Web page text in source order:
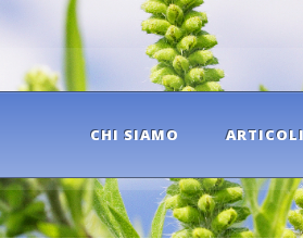
CHI SIAMO ARTICOLI